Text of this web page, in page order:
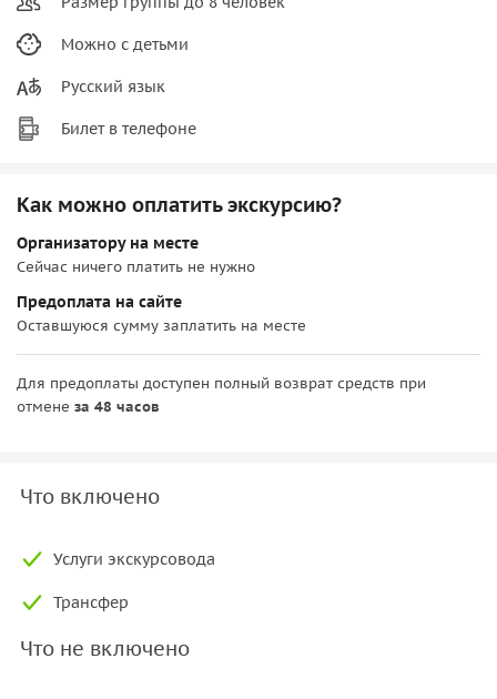
Можно с детьми
Русский язык
Билет в телефоне
Как можно оплатить экскурсию?
Организатору на месте
Сейчас ничего платить не нужно
Предоплата на сайте
Оставшуюся сумму заплатить на месте
Для предоплаты доступен полный возврат средств при
отмене за 48 часов
Что включено
Услуги экскурсовода
Трансфер
Что не включено